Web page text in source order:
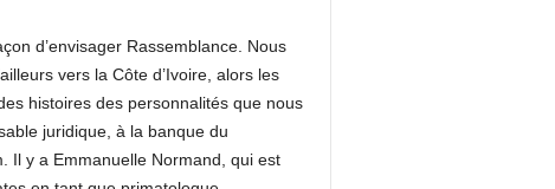
d’envisager Rassemblance. Nous
vers la Côte d’Ivoire, alors les
histoires des personnalités que nous
juridique, à la banque du
Il y a Emmanuelle Normand, qui est